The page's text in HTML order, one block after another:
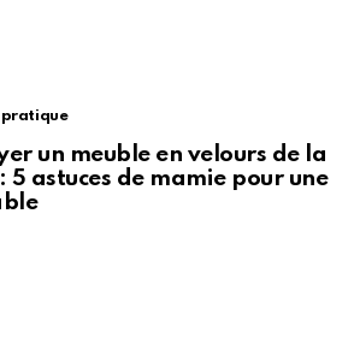
pratique
un meuble en velours de la
5 astuces de mamie pour une